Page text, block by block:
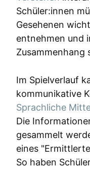
Schüler:innen
Gesehenen
entnehmen und
Zusammenhang
Im Spielverlauf
kommunikative
Sprachliche
Die
gesammelt
eines
So haben